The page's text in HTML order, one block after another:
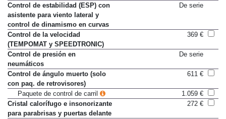
Control de estabilidad (ESP) con
asistente para viento lateral y
control de dinamismo en curvas
De serie
Control de la velocidad
(TEMPOMAT y SPEEDTRONIC)
369 €
Control de presión en
neumáticos
De serie
Control de ángulo muerto (solo
con paq. de retrovisores)
611 €
Paquete de control de carril
1.059 €
Cristal calorífugo e insonorizante
para parabrisas y puertas delante
272 €